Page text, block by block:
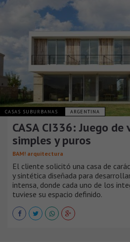
CASAS SUBURBANAS ARGENTINA
CASA CI336: Juego de
simples y puros
BAM! arquitectura
El cliente solicitó una casa de
y sintética diseñada para
intensa, donde cada uno de los
tuviese su espacio definido.